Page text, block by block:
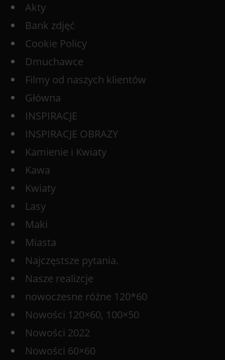
Akty
Bank zdjęć
Cookie Policy
Dmuchawce
Filmy od naszych klientów
Główna
INSPIRACJE
INSPIRACJE OBRAZY
Kamienie i Kwiaty
Kawa
Kwiaty
Lasy
Maki
Miasta
Najczęstsze pytania.
Nasze realizcje
nowoczesne różne 120*60
Nowości 120×60, 100×50
Nowości 2022
Nowości 60×60